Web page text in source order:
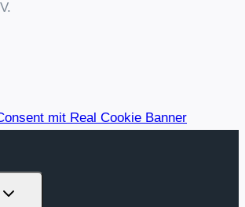
mit Real Cookie Banner
Untermenü